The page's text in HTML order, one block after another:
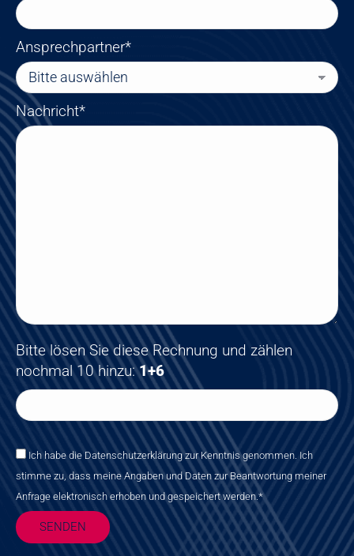
Ansprechpartner*
Nachricht*
Bitte lösen Sie diese Rechnung und zählen
nochmal 10 hinzu: 1+6
Bitte lasse dieses Feld leer.
Ich habe die Datenschutzerklärung zur Kenntnis genommen. Ich
stimme zu, dass meine Angaben und Daten zur Beantwortung meiner
Anfrage elektronisch erhoben und gespeichert werden.*